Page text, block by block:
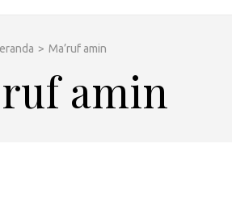
> Ma’ruf amin
amin